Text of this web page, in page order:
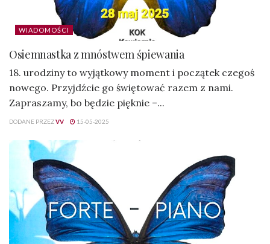
WIADOMOŚCI
Osiemnastka z mnóstwem śpiewania
18. urodziny to wyjątkowy moment i początek czegoś
nowego. Przyjdźcie go świętować razem z nami.
Zapraszamy, bo będzie pięknie –...
DODANE PRZEZVV 15-05-2025